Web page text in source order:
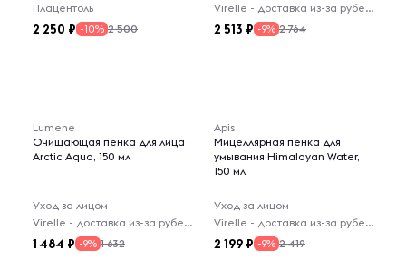
Плацентоль
2 250 -10% 2 500
Virelle - доставка из-за рубежа
2 513 -9% 2 764
Lumene
Очищающая пенка для лица
Arctic Aqua, 150 мл
Уход за лицом
Virelle - доставка из-за рубежа
1 484 -9% 1 632
Apis
Мицеллярная пенка для
умывания Himalayan Water,
150 мл
Уход за лицом
Virelle - доставка из-за рубежа
2 199 -9% 2 419